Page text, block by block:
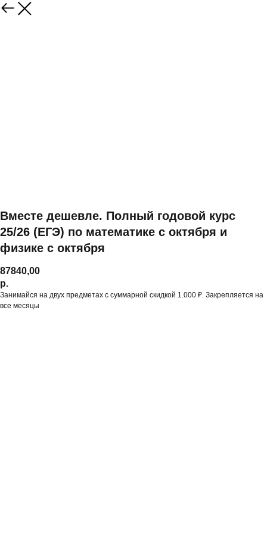
Вместе дешевле. Полный годовой курс
25/26 (ЕГЭ) по математике с октября и
физике с октября
87840,00
р.
Занимайся на двух предметах с суммарной скидкой 1.000 ₽. Закрепляется на
все месяцы